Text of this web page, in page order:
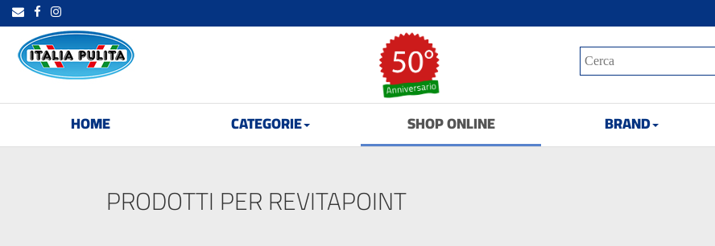
HOME CATEGORIE SHOP ONLINE BRAND
PRODOTTI PER REVITAPOINT